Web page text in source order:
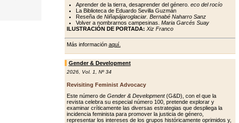
Aprender de la tierra, desaprender del género. eco del rocío
La Biblioteca de Eduardo Sevilla Guzmán
Reseña de Niñapájaroglaciar. Bernabé Naharro Sanz
Volver a nombrarnos campesinas. Maria Garcés Suay
ILUSTRACIÓN DE PORTADA: Xiz Franco
Más información aquí.
Gender & Development
2026, Vol. 1 Nº 34
Revisiting Feminist Advocacy
Este número de Gender & Development(G&D), con el que la
revista celebra su especial número 100, pretende explorar y
examinar críticamente las diversas estrategias que despliega la
incidencia feminista para promover la justicia de género,
representar los intereses de los grupos históricamente oprimidos y,